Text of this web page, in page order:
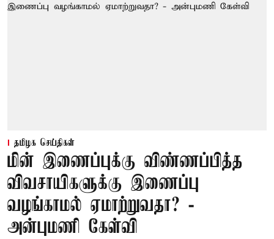
தமிழக செய்திகள்
மின் இணைப்புக்கு விண்ணப்பித்த
விவசாயிகளுக்கு இணைப்பு
வழங்காமல் ஏமாற்றுவதா? -
அன்புமணி கேள்வி